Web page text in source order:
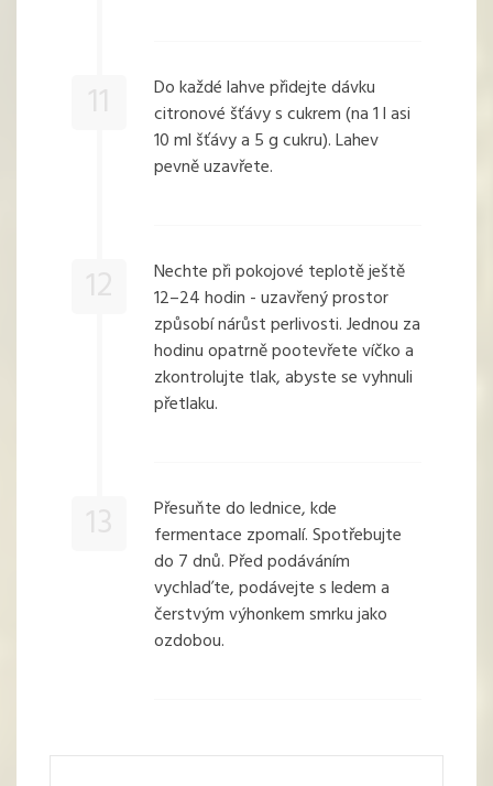
Do každé lahve přidejte dávku
citronové šťávy s cukrem (na 1 l asi
10 ml šťávy a 5 g cukru). Lahev
pevně uzavřete.
Nechte při pokojové teplotě ještě
12–24 hodin - uzavřený prostor
způsobí nárůst perlivosti. Jednou za
hodinu opatrně pootevřete víčko a
zkontrolujte tlak, abyste se vyhnuli
přetlaku.
Přesuňte do lednice, kde
fermentace zpomalí. Spotřebujte
do 7 dnů. Před podáváním
vychlaďte, podávejte s ledem a
čerstvým výhonkem smrku jako
ozdobou.